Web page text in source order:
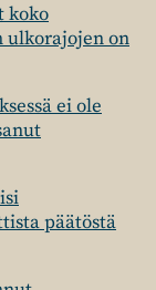
koko
ulkorajojen on
ei ole
päätöstä